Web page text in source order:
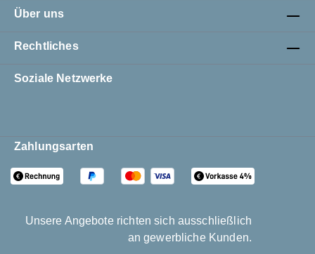
Über uns
Rechtliches
Soziale Netzwerke
Zahlungsarten
Unsere Angebote richten sich ausschließlich
an gewerbliche Kunden.